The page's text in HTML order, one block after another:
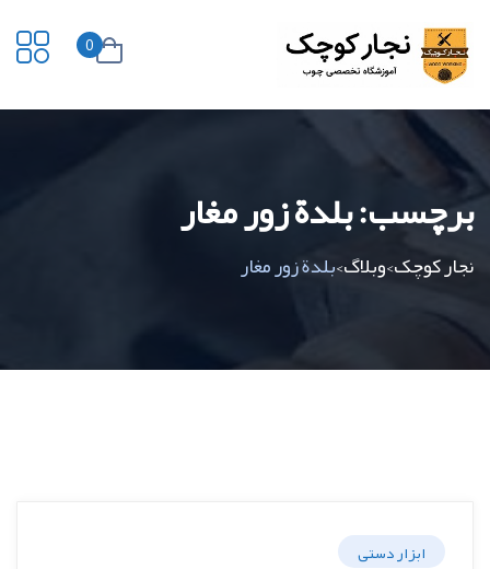
0
برچسب:بلدة زور مغار
نجار کوچک>وبلاگ>بلدة زور مغار
ابزار دستی